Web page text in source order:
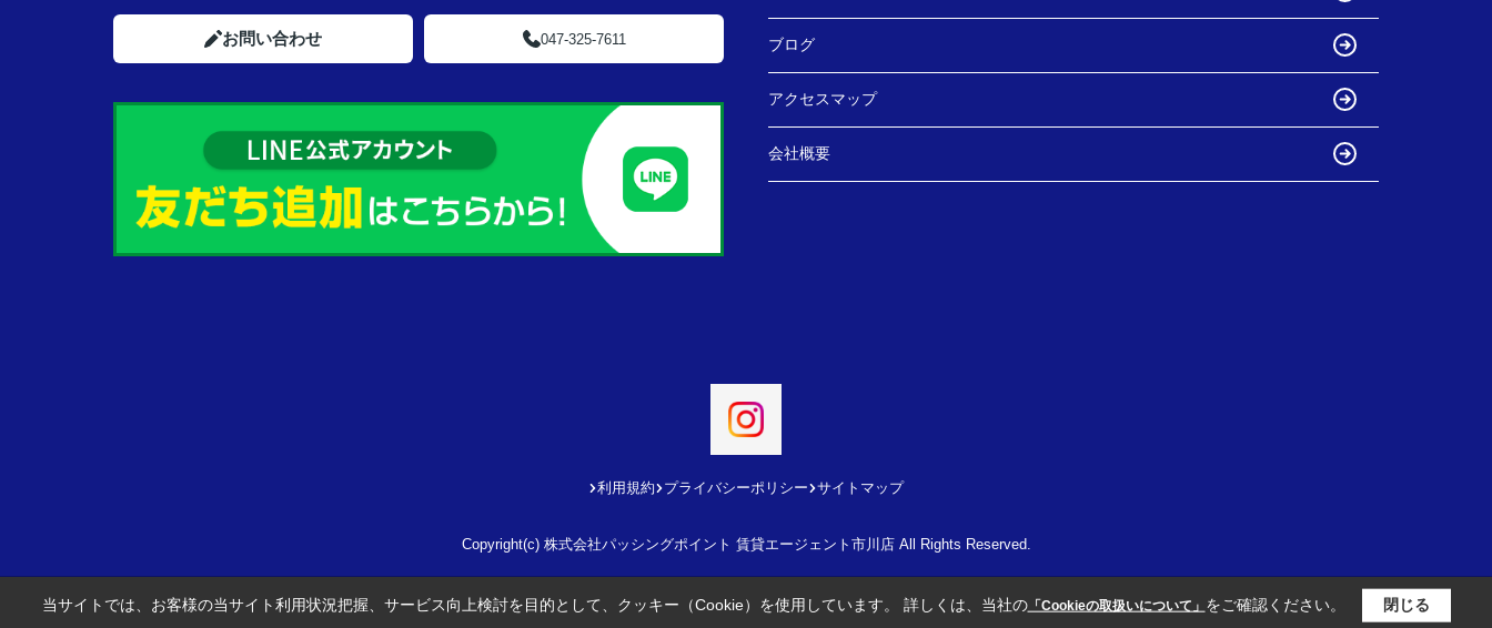
お問い合わせ 047-325-7611 ブログ
アクセスマップ
会社概要
利用規約 プライバシーポリシー サイトマップ
Copyright(c) 株式会社パッシングポイント 賃貸エージェント市川店 All Rights Reserved.
当サイトでは、お客様の当サイト利用状況把握、サービス向上検討を目的として、クッキー（Cookie）を使用しています。 詳しくは、当社の「Cookieの取扱いについて」 をご確認ください。 閉じる